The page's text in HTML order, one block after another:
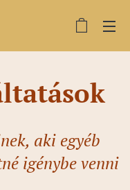
aki egyéb
igénybe venni